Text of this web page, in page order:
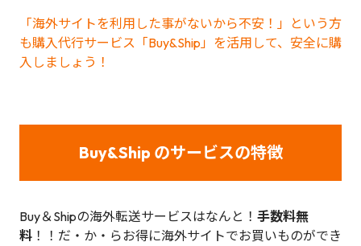
「海外サイトを利用した事がないから不安！」という方
も購入代行サービス「Buy&Ship」を活用して、安全に購
入しましょう！
Buy&Ship のサービスの特徴
Buy＆Shipの海外転送サービスはなんと！ 手数料無
料 ！！だ・か・らお得に海外サイトでお買いものができ